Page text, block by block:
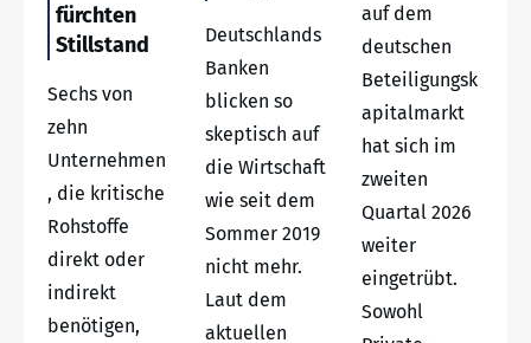
fürchten
Stillstand
Sechs von
zehn
Unternehmen
, die kritische
Rohstoffe
direkt oder
indirekt
benötigen,
Deutschlands
Banken
blicken so
skeptisch auf
die Wirtschaft
wie seit dem
Sommer 2019
nicht mehr.
Laut dem
aktuellen
auf dem
deutschen
Beteiligungsk
apitalmarkt
hat sich im
zweiten
Quartal 2026
weiter
eingetrübt.
Sowohl